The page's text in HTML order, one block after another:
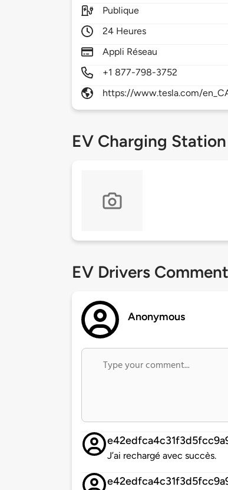
Publique
24 Heures
Appli Réseau
+1 877-798-3752
https://www.tesla.com/
EV Charging
EV Drivers
Anonymous
J’ai rechargé avec succès.